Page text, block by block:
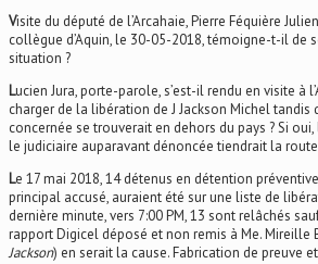
Visite du député de l’Arcahaie, Pierre Féquière
collègue d’Aquin, le 30-05-2018, témoigne-t-il de
situation ?
Lucien Jura, porte-parole, s’est-il rendu en visite à
charger de la libération de J Jackson Michel tandis
concernée se trouverait en dehors du pays ? Si
le judiciaire auparavant dénoncée tiendrait la
Le 17 mai 2018, 14 détenus en détention
principal accusé, auraient été sur une liste de
dernière minute, vers 7:00 PM, 13 sont relâchés
rapport Digicel déposé et non remis à Me. Mireille
Jackson) en serait la cause. Fabrication de preuve